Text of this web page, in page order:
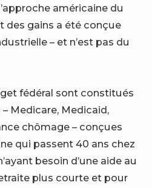
américaine du
des gains a été conçue
– et n’est pas du
fédéral sont constitués
– Medicare, Medicaid,
chômage – conçues
qui passent 40 ans chez
besoin d’une aide au
plus courte et pour